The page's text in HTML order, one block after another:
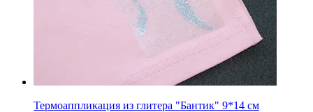
Термоаппликация из глитера "Бантик" 9*14 см